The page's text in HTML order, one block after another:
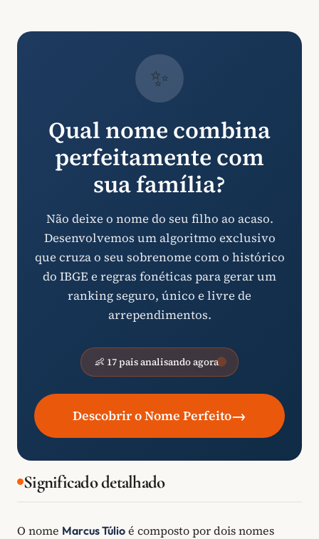
✨
Qual nome combina
perfeitamente com
sua família?
Não deixe o nome do seu filho ao acaso.
Desenvolvemos um algoritmo exclusivo
que cruza o seu sobrenome com o histórico
do IBGE e regras fonéticas para gerar um
ranking seguro, único e livre de
arrependimentos.
👶 17 pais analisando agora
Descobrir o Nome Perfeito→
Significado detalhado
O nome Marcus Túlio é composto por dois nomes